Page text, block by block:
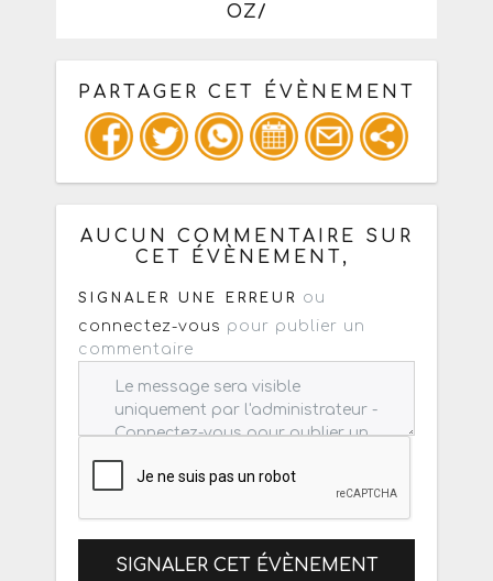
OZ/
PARTAGER CET ÉVÈNEMENT
Copiez les infos ci-dessous pour un
: mail / forum / réseau social
AUCUN COMMENTAIRE SUR
CET ÉVÈNEMENT,
SIGNALER UNE ERREUR
ou
connectez-vous pour publier un
commentaire
SIGNALER CET ÉVÈNEMENT